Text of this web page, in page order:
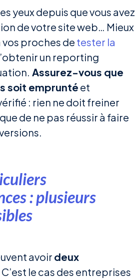
yeux depuis que vous avez
de votre site web… Mieux
proches de tester la
un reporting
Assurez-vous que
soit emprunté et
: rien ne doit freiner
de ne pas réussir à faire
: plusieurs
avoir deux
C’est le cas des entreprises